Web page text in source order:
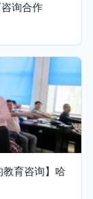
询合作
教育咨询】哈